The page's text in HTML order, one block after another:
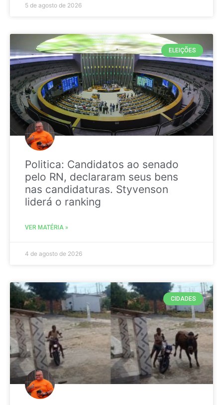
5 de agosto de 2026
ELEIÇÕES
Politica: Candidatos ao senado
pelo RN, declararam seus bens
nas candidaturas. Styvenson
liderá o ranking
VER MATÉRIA »
4 de agosto de 2026
CIDADES